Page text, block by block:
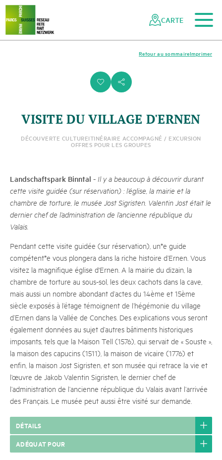
Naviguer
dans
réseau
Navigation
rapide
Vers le contenu principal
Vers la navigation mobile
Vers la recherche
Vers la zone des pieds
Vers le plan du site
CARTE
i s
Imprimer
Retour au sommaire
VISITE DU VILLAGE D'ERNEN
DÉCOUVERTE CULTUREITINÉRAIRE ACCOMPAGNÉ / EXCURSION
OFFRES POUR LES GROUPES
Landschaftspark Binntal - Il y a beaucoup à découvrir durant
cette visite guidée (sur réservation) : l’église, la mairie et la
chambre de torture, le musée Jost Sigristen. Valentin Jost était le
dernier chef de l’administration de l’ancienne république du
Valais.
Pendant cette visite guidée (sur réservation), un*e guide
compétent*e vous plongera dans la riche histoire d’Ernen. Vous
visitez la magnifique église d'Ernen. A la mairie du dizain, la
chambre de torture au sous-sol, les deux cachots dans la cave,
mais aussi un nombre abondant d’actes du 14ème et 15ème
siècle exposés à l’étage témoignent de l’hégémonie du village
d’Ernen dans la Vallée de Conches. Des explications vous seront
également données au sujet d’autres bâtiments historiques
imposants, tels que la Maison Tell (1576), qui servait de « Souste »,
la maison des capucins (1511), la maison de vicaire (1776) et
enfin, la maison Jost Sigristen, et son musée qui retrace la vie et
l’œuvre de Jakob Valentin Sigristen, le dernier chef de
l’administration de l’ancienne république du Valais avant l’arrivée
des Français. Le musée peut aussi être visité sur demande.
DÉTAILS
ADÉQUAT POUR